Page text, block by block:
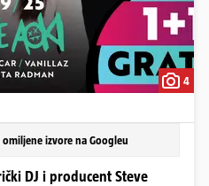
4
izvore na Googleu
DJ i producent Steve